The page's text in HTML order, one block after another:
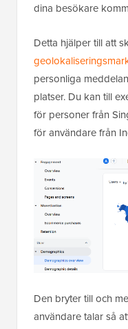
dina besökare
Detta hjälper till att
personliga
platser. Du kan till
för personer från
för användare från
Den bryter till och
användare talar så